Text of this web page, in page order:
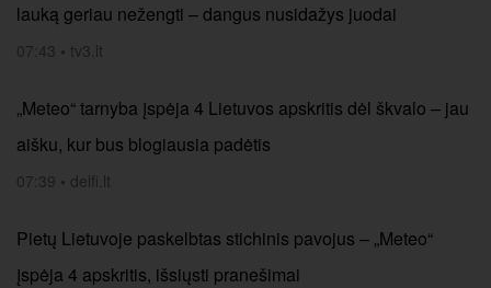
lauką geriau nežengti – dangus nusidažys juodai
07:43 • tv3.lt
„Meteo“ tarnyba įspėja 4 Lietuvos apskritis dėl škvalo – jau
aišku, kur bus blogiausia padėtis
07:39 • delfi.lt
Pietų Lietuvoje paskelbtas stichinis pavojus – „Meteo“
įspėja 4 apskritis, išsiųsti pranešimai